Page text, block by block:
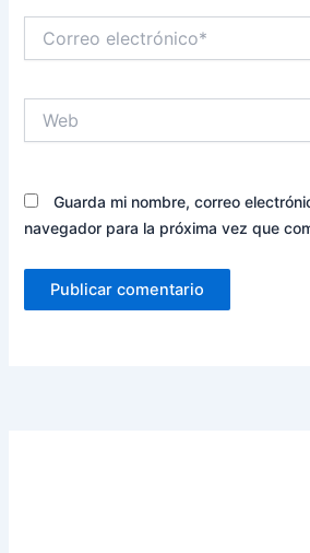
electrónico*
Guarda mi nombre, correo
navegador para la próxima vez que